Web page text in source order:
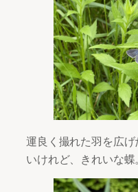
運良く撮れた羽を広
いけれど、きれいな蝶。